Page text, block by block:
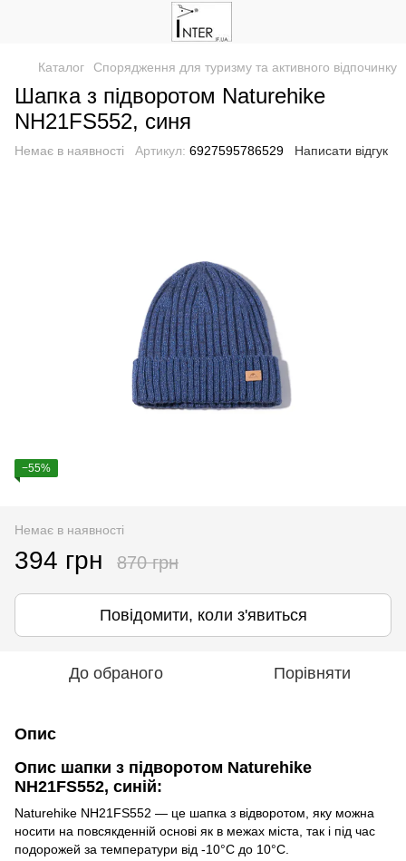
Каталог Спорядження для туризму та активного відпочинку
Шапка з підворотом Naturehike
NH21FS552, синя
Немає в наявності Артикул: 6927595786529 Написати відгук
−55%
Немає в наявності
394 грн 870 грн
Повідомити, коли з'явиться
До обраного Порівняти
Опис
Опис шапки з підворотом Naturehike
NH21FS552, синій:
Naturehike NH21FS552 — це шапка з відворотом, яку можна
носити на повсякденній основі як в межах міста, так і під час
подорожей за температури від -10°C до 10°C.